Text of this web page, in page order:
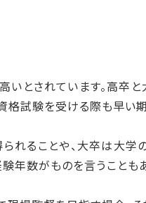
とされています。高卒
格試験を受ける際も早い
れることや、大卒は大学
年数がものを言うことも